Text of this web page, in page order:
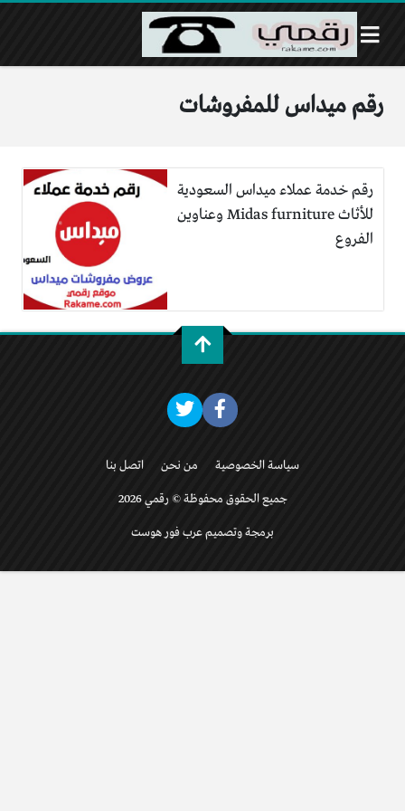
رقم ميداس للمفروشات
رقم خدمة عملاء ميداس السعودية
للأثاث Midas furniture وعناوين
الفروع
سياسة الخصوصية من نحن اتصل بنا
جميع الحقوق محفوظة © رقمي 2026
برمجة وتصميم عرب فور هوست